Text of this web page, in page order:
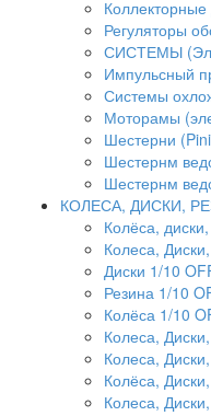
Коллекторные
Регуляторы
СИСТЕМЫ
Импульсный
Системы
Моторамы
Шестерни
Шестернм
Шестернм
КОЛЕСА, ДИСКИ,
Колёса,
Колеса,
Диски 1/10
Резина 1/10
Колёса 1/10
Колеса,
Колеса,
Колёса,
Колеса,